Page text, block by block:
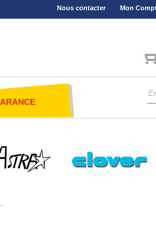
Nous contacter Mon